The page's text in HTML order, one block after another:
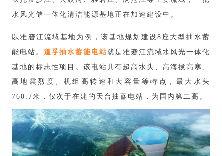
水风光储一体化清洁能源基地正在加速建设中。
以雅砻江流域基地为例，该基地规划建设8座大型抽水蓄
能电站 。 道孚抽水蓄能电站就是雅砻江流域水风光一体化
基地的标志性项目。该电站具有超高水头、高海拔高寒、
高地震烈度、机组高转速和大容量等特点，最大水头
760.7米，仅次于在建的天台抽蓄电站，为国内第二高。